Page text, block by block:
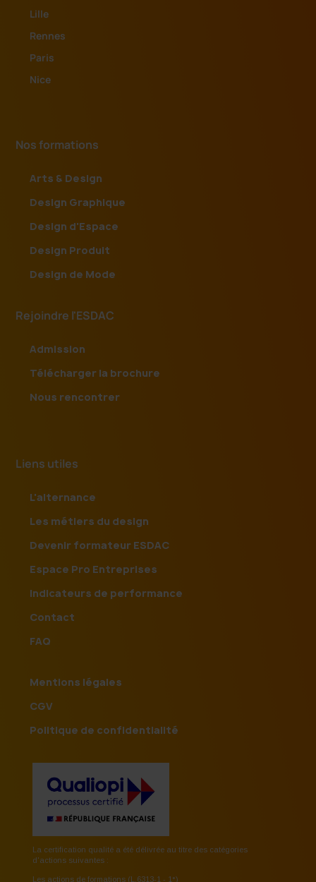
Lille
Rennes
Paris
Nice
Nos formations
Arts & Design
Design Graphique
Design d'Espace
Design Produit
Design de Mode
Rejoindre l'ESDAC
Admission
Télécharger la brochure
Nous rencontrer
Liens utiles
L'alternance
Les métiers du design
Devenir formateur ESDAC
Espace Pro Entreprises
Indicateurs de performance
Contact
FAQ
Mentions légales
CGV
Politique de confidentialité
La certification qualité a été délivrée au titre des catégories
d'actions suivantes :
Les actions de formations (L.6313-1 - 1°)